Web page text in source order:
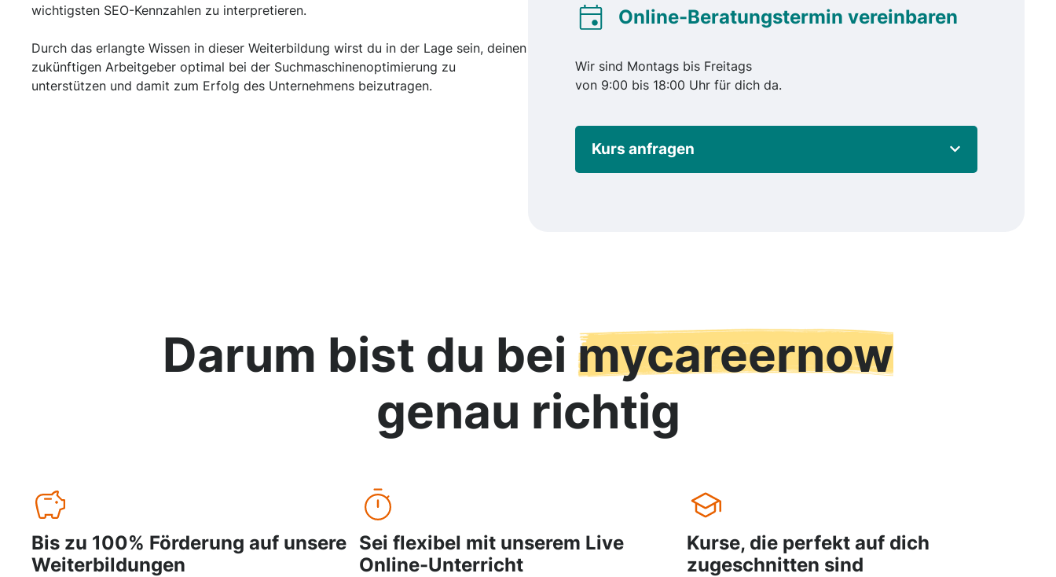
wichtigsten SEO-Kennzahlen zu interpretieren.
Durch das erlangte Wissen in dieser Weiterbildung wirst du in der Lage sein, deinen
zukünftigen Arbeitgeber optimal bei der Suchmaschinenoptimierung zu
unterstützen und damit zum Erfolg des Unternehmens beizutragen.
Online-Beratungstermin vereinbaren
Wir sind Montags bis Freitags
von 9:00 bis 18:00 Uhr für dich da.
Kurs anfragen
Darum bist du bei mycareernow
genau richtig
Bis zu 100% Förderung auf unsere
Weiterbildungen
Sei flexibel mit unserem Live
Online-Unterricht
Kurse, die perfekt auf dich
zugeschnitten sind